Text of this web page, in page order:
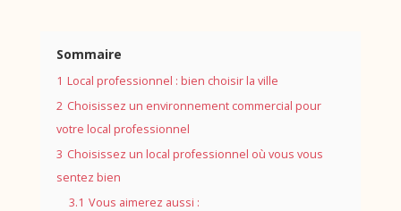
Sommaire
1 Local professionnel : bien choisir la ville
2 Choisissez un environnement commercial pour
votre local professionnel
3 Choisissez un local professionnel où vous vous
sentez bien
3.1 Vous aimerez aussi :